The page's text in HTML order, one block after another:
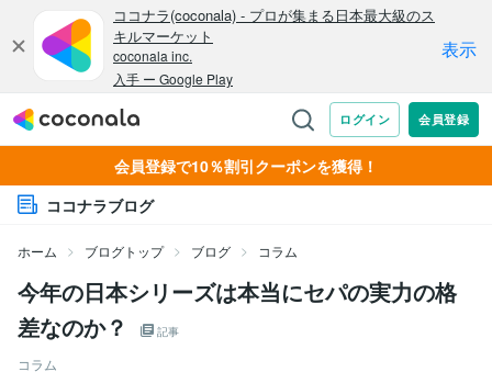
会員登録で10％割引クーポンを獲得！
ココナラブログ
ホーム ブログトップ ブログ コラム
今年の日本シリーズは本当にセパの実力の格
差なのか？
記事
コラム